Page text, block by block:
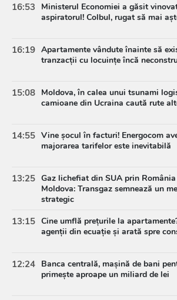
16:53
Ministerul Economiei a găsit
aspiratorul! Colbul, rugat să mai
16:19 Apartamente vândute înainte să
tranzacții cu locuințe încă
15:08 Moldova, în calea unui tsunami
camioane din Ucraina caută rute
14:55 Vine șocul în facturi! Energocom
majorarea tarifelor este inevitabilă
13:25 Gaz lichefiat din SUA prin
Moldova: Transgaz semnează un
strategic
13:15 Cine umflă prețurile la
agenții din ecuație și arată spre
12:24 Banca centrală, mașină de bani
primește aproape un miliard de lei